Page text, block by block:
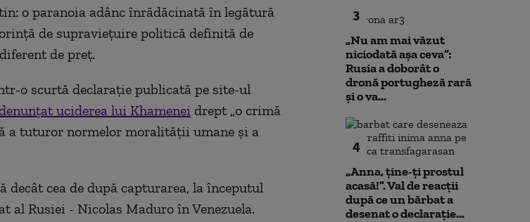
o paranoia adânc înrădăcinată în legătură
de supraviețuire politică definită de
de preț.
o scurtă declarație publicată pe site-ul
uciderea lui Khameneidrept „o crimă
a tuturor normelor moralității umane și a
decât cea de după capturarea, la începutul
al Rusiei - Nicolas Maduro în Venezuela.
3
„Nu am mai văzut
niciodată așa ceva”:
Rusia a doborât o
dronă portugheză rară
și o va...
4
„Anna, ţine-ţi prostul
acasă!”. Val de reacții
după ce un bărbat a
desenat o declarație...